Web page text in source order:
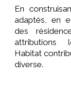
En
adaptés, en
des
attributions
Habitat
diverse.